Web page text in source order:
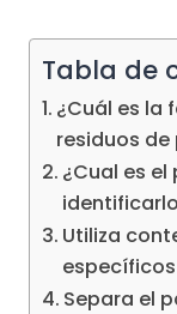
Tabla de
¿Cuál es la
residuos
¿Cual es
Utiliza
Separa el